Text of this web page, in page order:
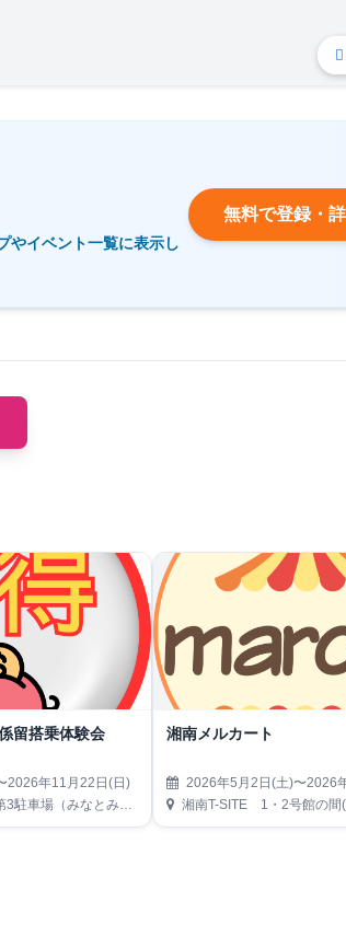
やイベント一覧に表示し
無料で登録・
留搭乗体験会
2026年11月22日(日)
（みなとみらい21地区）
湘南メルカート
2026年5月2日(土)〜2026
湘南T-SITE 1・2号館の間